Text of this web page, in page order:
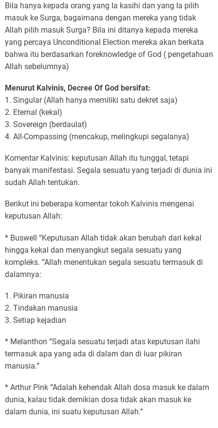
Bila hanya kepada orang yang Ia kasihi dan yang Ia pilih
masuk ke Surga, bagaimana dengan mereka yang tidak
Allah pilih masuk Surga? Bila ini ditanya kepada mereka
yang percaya Unconditional Election mereka akan berkata
bahwa itu berdasarkan foreknowledge of God ( pengetahuan
Allah sebelumnya)
Menurut Kalvinis, Decree Of God bersifat:
1. Singular (Allah hanya memiliki satu dekret saja)
2. Eternal (kekal)
3. Sovereign (berdaulat)
4. All-Compassing (mencakup, melingkupi segalanya)
Komentar Kalvinis: keputusan Allah itu tunggal, tetapi
banyak manifestasi. Segala sesuatu yang terjadi di dunia ini
sudah Allah tentukan.
Berikut ini beberapa komentar tokoh Kalvinis mengenai
keputusan Allah:
* Buswell “Keputusan Allah tidak akan berubah dari kekal
hingga kekal dan menyangkut segala sesuatu yang
kompleks. ”Allah menentukan segala sesuatu termasuk di
dalamnya:
1. Pikiran manusia
2. Tindakan manusia
3. Setiap kejadian
* Melanthon “Segala sesuatu terjadi atas keputusan ilahi
termasuk apa yang ada di dalam dan di luar pikiran
manusia.”
* Arthur Pink “Adalah kehendak Allah dosa masuk ke dalam
dunia, kalau tidak demikian dosa tidak akan masuk ke
dalam dunia, ini suatu keputusan Allah.”